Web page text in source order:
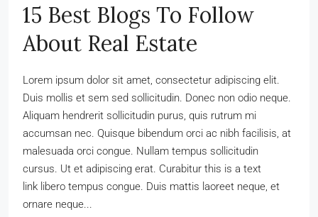
15 Best Blogs To Follow
About Real Estate
Lorem ipsum dolor sit amet, consectetur adipiscing elit.
Duis mollis et sem sed sollicitudin. Donec non odio neque.
Aliquam hendrerit sollicitudin purus, quis rutrum mi
accumsan nec. Quisque bibendum orci ac nibh facilisis, at
malesuada orci congue. Nullam tempus sollicitudin
cursus. Ut et adipiscing erat. Curabitur this is a text
link libero tempus congue. Duis mattis laoreet neque, et
ornare neque...